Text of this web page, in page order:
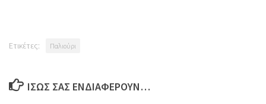
Ετικέτες: Παλιούρι
ΊΣΩΣ ΣΑΣ ΕΝΔΙΑΦΈΡΟΥΝ…